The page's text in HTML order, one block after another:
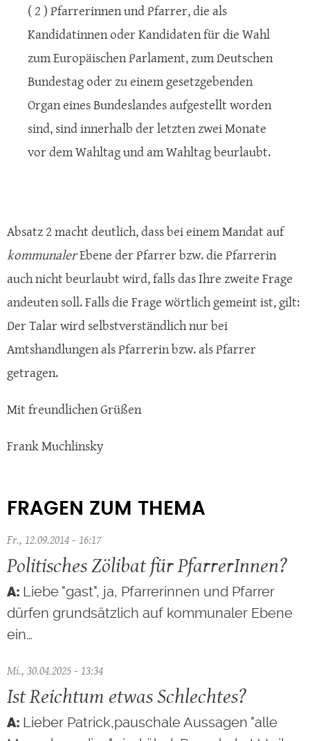
( 2 ) Pfarrerinnen und Pfarrer, die als
Kandidatinnen oder Kandidaten für die Wahl
zum Europäischen Parlament, zum Deutschen
Bundestag oder zu einem gesetzgebenden
Organ eines Bundeslandes aufgestellt worden
sind, sind innerhalb der letzten zwei Monate
vor dem Wahltag und am Wahltag beurlaubt.
Absatz 2 macht deutlich, dass bei einem Mandat auf
kommunalerEbene der Pfarrer bzw. die Pfarrerin
auch nicht beurlaubt wird, falls das Ihre zweite Frage
andeuten soll. Falls die Frage wörtlich gemeint ist, gilt:
Der Talar wird selbstverständlich nur bei
Amtshandlungen als Pfarrerin bzw. als Pfarrer
getragen.
Mit freundlichen Grüßen
Frank Muchlinsky
FRAGEN ZUM THEMA
Fr., 12.09.2014 - 16:17
Politisches Zölibat für PfarrerInnen?
Liebe "gast", ja, Pfarrerinnen und Pfarrer
dürfen grundsätzlich auf kommunaler Ebene
ein…
Mi., 30.04.2025 - 13:34
Ist Reichtum etwas Schlechtes?
Lieber Patrick,pauschale Aussagen "alle